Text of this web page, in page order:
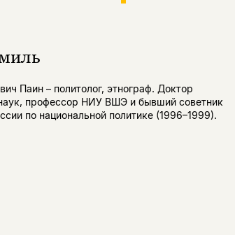
Паин – политолог, этнограф. Доктор
профессор НИУ ВШЭ и бывший советник
по национальной политике (1996–1999).